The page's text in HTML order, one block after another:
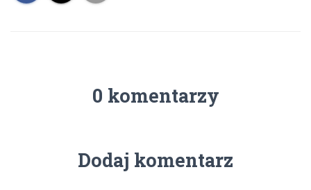
0 komentarzy
Dodaj komentarz